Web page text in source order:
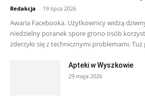
Redakcja - 19 lipca 2026
Awaria Facebooka. Użytkownicy widzą
niedzielny poranek spore grono osób
zderzyło się z technicznymi problemami. Tuż
Apteki w Wyszkowie
29 maja 2026